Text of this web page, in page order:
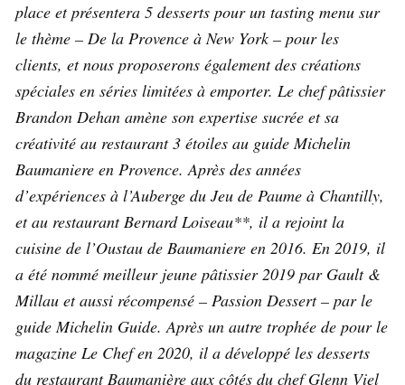
place et présentera 5 desserts pour un tasting menu sur
le thème – De la Provence à New York – pour les
clients, et nous proposerons également des créations
spéciales en séries limitées à emporter. Le chef pâtissier
Brandon Dehan amène son expertise sucrée et sa
créativité au restaurant 3 étoiles au guide Michelin
Baumaniere en Provence. Après des années
d’expériences à l’Auberge du Jeu de Paume à Chantilly,
et au restaurant Bernard Loiseau**, il a rejoint la
cuisine de l’Oustau de Baumaniere en 2016. En 2019, il
a été nommé meilleur jeune pâtissier 2019 par Gault &
Millau et aussi récompensé – Passion Dessert – par le
guide Michelin Guide. Après un autre trophée de pour le
magazine Le Chef en 2020, il a développé les desserts
du restaurant Baumanière aux côtés du chef Glenn Viel